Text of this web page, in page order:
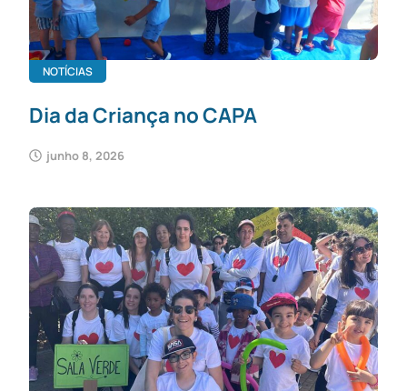
NOTÍCIAS
Dia da Criança no CAPA
junho 8, 2026